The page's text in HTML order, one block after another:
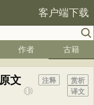
客户端下载
作者 古籍
文 赏析
注释
译文